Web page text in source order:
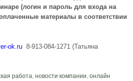
(логин и пароль для входа на
материалы в соответствии
ok.ru 8-913-084-1271 (Татьяна
работа, новости компании, онлайн